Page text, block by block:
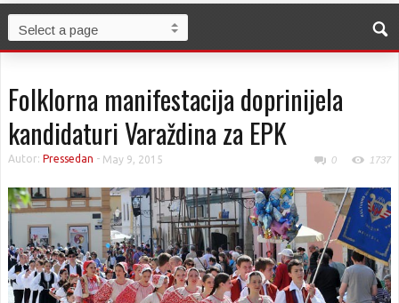
Folklorna manifestacija doprinijela
kandidaturi Varaždina za EPK
Autor: Pressedan - May 9, 2015 0 1737